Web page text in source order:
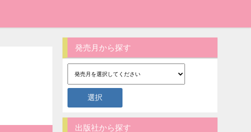
発売月から探す
出版社から探す